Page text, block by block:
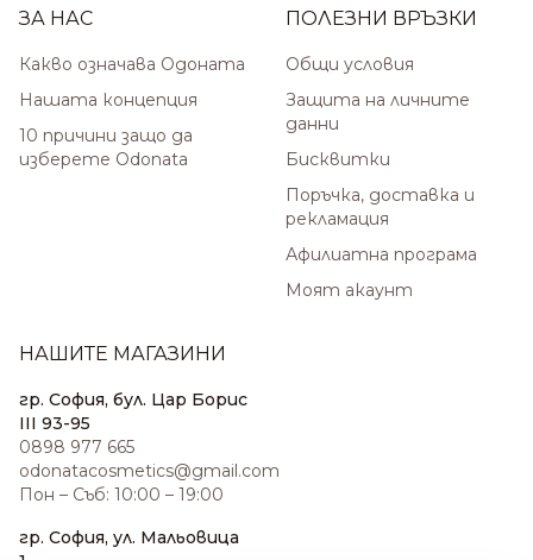
ЗА НАС
Какво означава Одоната
Нашата концепция
10 причини защо да
изберете Odonata
ПОЛЕЗНИ ВРЪЗКИ
Общи условия
Защита на личните
данни
Бисквитки
Поръчка, доставка и
рекламация
Афилиатна програма
Моят акаунт
НАШИТЕ МАГАЗИНИ
гр. София, бул. Цар Борис
III 93-95
0898 977 665
odonatacosmetics@gmail.com
Пон – Съб: 10:00 – 19:00
гр. София, ул. Мальовица